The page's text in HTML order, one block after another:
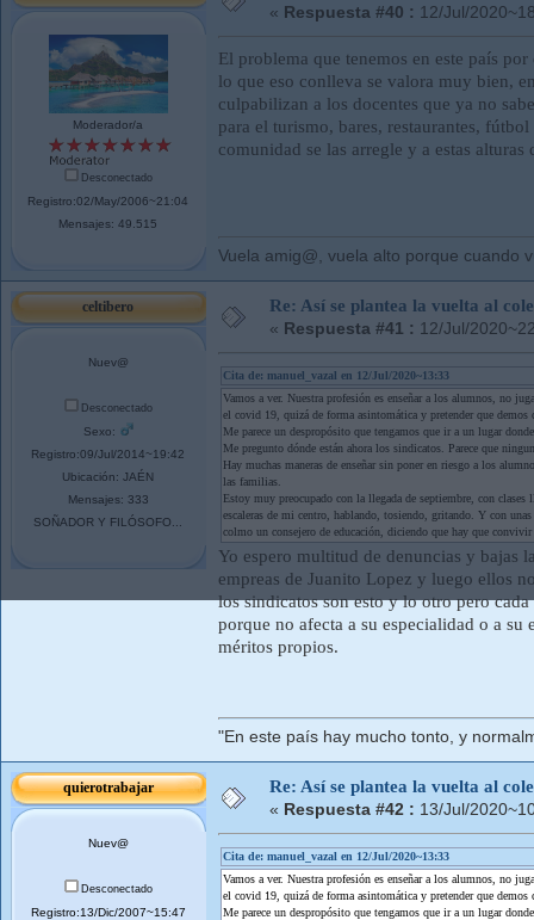
Moderador/a
Desconectado
Registro:02/May/2006~21:04
Mensajes: 49.515
« Respuesta #40 : 12/Jul/
El problema que tenemos en este país
lo que eso conlleva se valora muy bien,
culpabilizan a los docentes que ya no
para el turismo, bares, restaurantes,
comunidad se las arregle y a estas
Vuela amig@, vuela alto porque cuando
celtibero
Nuev@
Desconectado
Sexo:
Registro:09/Jul/2014~19:42
Ubicación: JAÉN
Mensajes: 333
SOÑADOR Y FILÓSOFO...
Re: Así se plantea la vuelta al
« Respuesta #41 : 12/Jul/
Cita de: manuel_vazal en 12/Jul/2020~13:33
Vamos a ver. Nuestra profesión es enseñar a los alumnos, no
el covid 19, quizá de forma asintomática y pretender que demos
Me parece un despropósito que tengamos que ir a un lugar
Me pregunto dónde están ahora los sindicatos. Parece que
Hay muchas maneras de enseñar sin poner en riesgo a los
las familias.
Estoy muy preocupado con la llegada de septiembre, con
escaleras de mi centro, hablando, tosiendo, gritando. Y con
colmo un consejero de educación, diciendo que hay que
Yo espero multitud de denuncias y bajas
empreas de Juanito Lopez y luego ellos
los sindicatos son esto y lo otro pero
porque no afecta a su especialidad o a
méritos propios.
"En este país hay mucho tonto, y
quierotrabajar
Nuev@
Desconectado
Registro:13/Dic/2007~15:47
Re: Así se plantea la vuelta al
« Respuesta #42 : 13/Jul/
Cita de: manuel_vazal en 12/Jul/2020~13:33
Vamos a ver. Nuestra profesión es enseñar a los alumnos, no
el covid 19, quizá de forma asintomática y pretender que demos
Me parece un despropósito que tengamos que ir a un lugar